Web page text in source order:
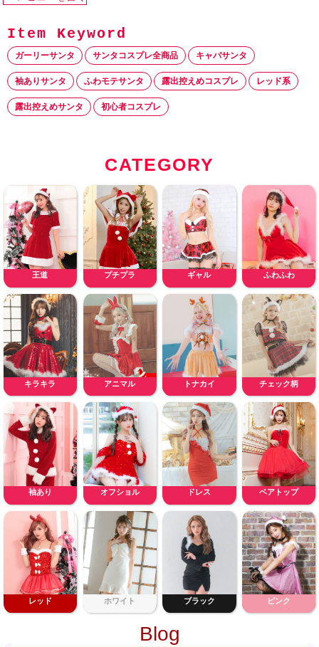
ガーリーサンタ サンタコスプレ全商品 キャバサンタ
袖ありサンタ ふわモテサンタ 露出控えめコスプレ レッド系
露出控えめサンタ 初心者コスプレ
CATEGORY
王道 プチプラ ギャル ふわふわ
キラキラ アニマル トナカイ チェック柄
袖あり オフショル ドレス ベアトップ
レッド ホワイト ブラック ピンク
Blog